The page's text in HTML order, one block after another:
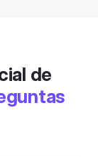
de